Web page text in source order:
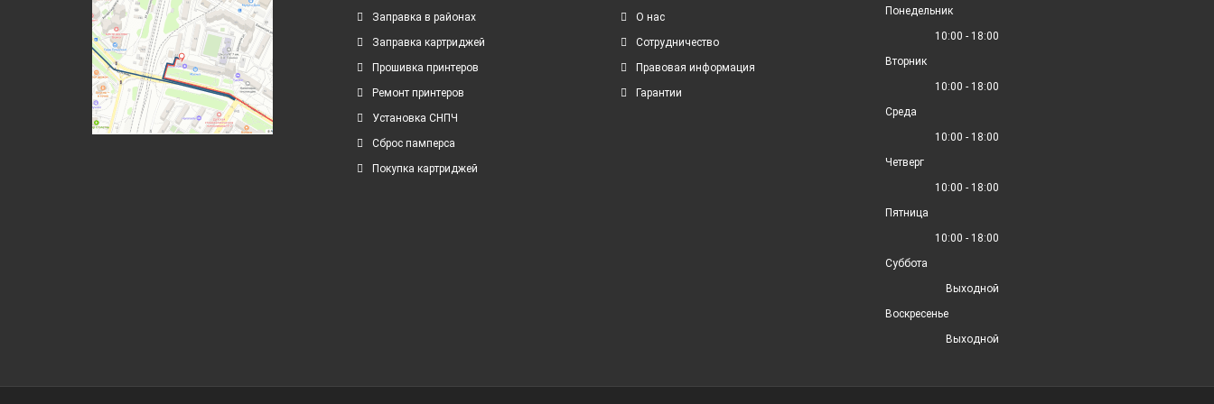
Заправка в районах
Заправка картриджей
Прошивка принтеров
Ремонт принтеров
Установка СНПЧ
Сброс памперса
Покупка картриджей
О нас
Сотрудничество
Правовая информация
Гарантии
Понедельник
10:00 - 18:00
Вторник
10:00 - 18:00
Среда
10:00 - 18:00
Четверг
10:00 - 18:00
Пятница
10:00 - 18:00
Суббота
Выходной
Воскресенье
Выходной